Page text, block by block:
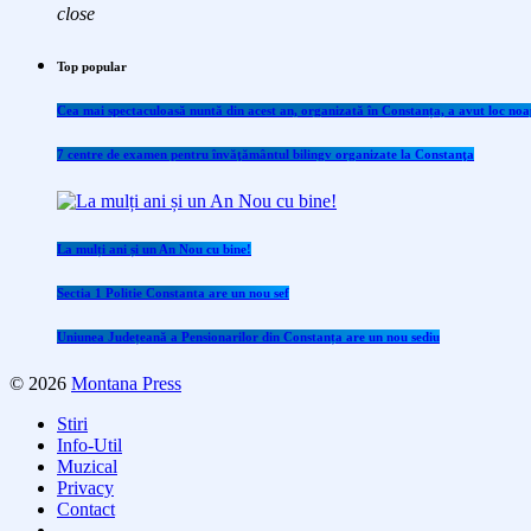
close
Top popular
Cea mai spectaculoasă nuntă din acest an, organizată în Constanța, a avut loc
7 centre de examen pentru învăţământul bilingv organizate la Constanţa
La mulți ani și un An Nou cu bine!
Sectia 1 Politie Constanta are un nou sef
Uniunea Județeană a Pensionarilor din Constanța are un nou sediu
© 2026 Montana Press
Stiri
Info-Util
Muzical
Privacy
Contact